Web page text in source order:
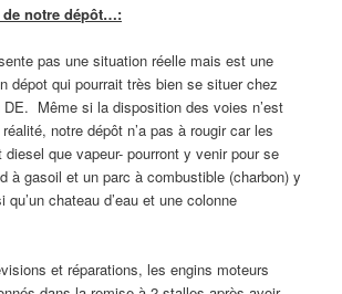
notre dépôt…:
pas une situation réelle mais est une
dépot qui pourrait très bien se situer chez
Même si la disposition des voies n’est
notre dépôt n’a pas à rougir car les
que vapeur- pourront y venir pour se
à gasoil et un parc à combustible (charbon) y
chateau d’eau et une colonne
et réparations, les engins moteurs